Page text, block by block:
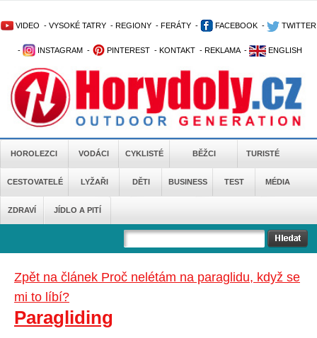
VIDEO - VYSOKÉ TATRY - REGIONY - FERÁTY - FACEBOOK - TWITTER
- INSTAGRAM - PINTEREST - KONTAKT - REKLAMA - ENGLISH
HOROLEZCI VODÁCI CYKLISTÉ BĚŽCI TURISTÉ
CESTOVATELÉ LYŽAŘI DĚTI BUSINESS TEST MÉDIA
ZDRAVÍ JÍDLO A PITÍ
Zpět na článek Proč nelétám na paraglidu, když se
mi to líbí?
Paragliding